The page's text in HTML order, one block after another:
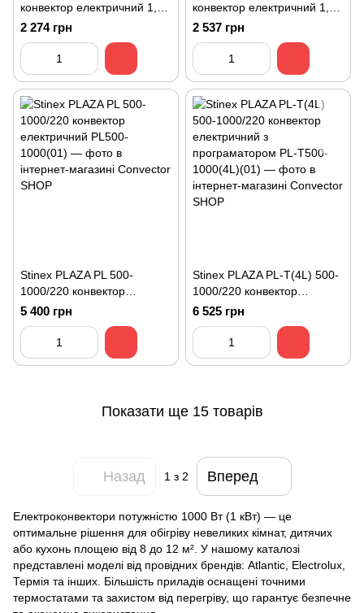
конвектор електричний 1,0
кВт білий
2 274 грн
конвектор електричний 1,0
кВт графіт
2 537 грн
Stinex PLAZA PL 500-
1000/220 конвектор
електричний
5 400 грн
Stinex PLAZA PL-T(4L) 500-
1000/220 конвектор
електричний з
програматором
6 525 грн
Показати ще 15 товарів
Назад 1 з 2 Вперед
Електроконвектори потужністю 1000 Вт (1 кВт) — це
оптимальне рішення для обігріву невеликих кімнат, дитячих
або кухонь площею від 8 до 12 м². У нашому каталозі
представлені моделі від провідних брендів: Atlantic, Electrolux,
Термія та інших. Більшість приладів оснащені точними
термостатами та захистом від перегріву, що гарантує безпечне